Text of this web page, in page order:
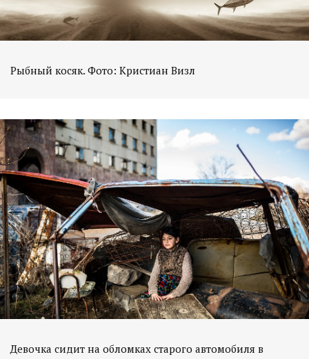
Рыбный косяк. Фото: Кристиан Визл
Девочка сидит на обломках старого автомобиля в